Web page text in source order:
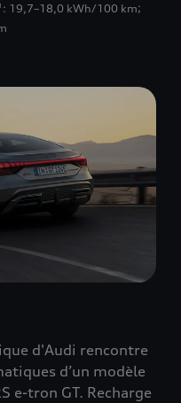
1 : 19,7–18,0 kWh/100 km;
d'Audi rencontre
d’un modèle
e-tron GT. Recharge